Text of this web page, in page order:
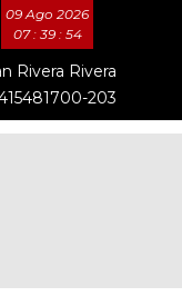
09 Ago 2026
07 : 39 : 54
Rivera Rivera
203